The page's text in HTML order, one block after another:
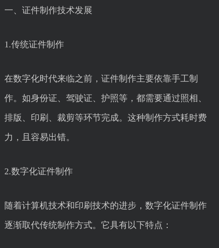
一、证件制作技术发展
1.传统证件制作
在数字化时代来临之前，证件制作主要依靠手工制
作。如身份证、驾驶证、护照等，都需要通过照相、
排版、印刷、裁剪等环节完成。这种制作方式耗时费
力，且容易出错。
2.数字化证件制作
随着计算机技术和印刷技术的进步，数字化证件制作
逐渐取代传统制作方式。它具有以下特点：